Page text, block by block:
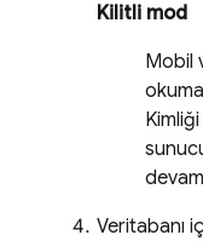
Kilitli mod
Mobil
Veritabanı